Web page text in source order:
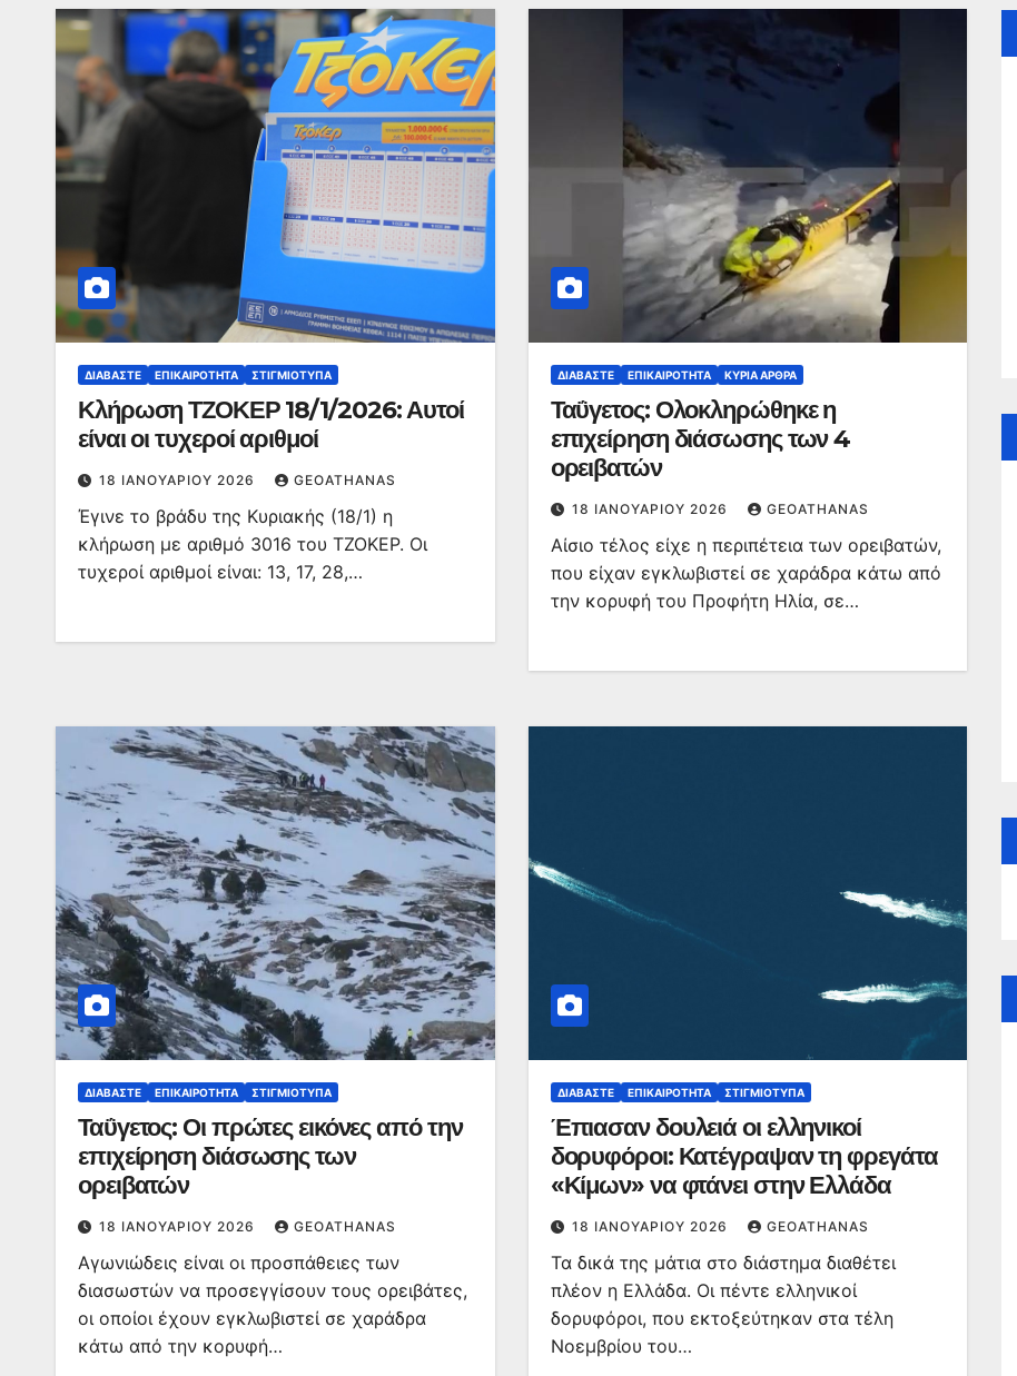
ΔΙΑΒΆΣΤΕ ΕΠΙΚΑΙΡΌΤΗΤΑ ΣΤΙΓΜΙΌΤΥΠΑ
Κλήρωση ΤΖΟΚΕΡ 18/1/2026: Αυτοί
είναι οι τυχεροί αριθμοί
18 ΙΑΝΟΥΑΡΊΟΥ 2026 GEOATHANAS
Έγινε το βράδυ της Κυριακής (18/1) η
κλήρωση με αριθμό 3016 του ΤΖΟΚΕΡ. Οι
τυχεροί αριθμοί είναι: 13, 17, 28,…
ΔΙΑΒΆΣΤΕ ΕΠΙΚΑΙΡΌΤΗΤΑ ΚΥΡΙΑ ΑΡΘΡΑ
Ταΰγετος: Ολοκληρώθηκε η
επιχείρηση διάσωσης των 4
ορειβατών
18 ΙΑΝΟΥΑΡΊΟΥ 2026 GEOATHANAS
Αίσιο τέλος είχε η περιπέτεια των ορειβατών,
που είχαν εγκλωβιστεί σε χαράδρα κάτω από
την κορυφή του Προφήτη Ηλία, σε…
ΔΙΑΒΆΣΤΕ ΕΠΙΚΑΙΡΌΤΗΤΑ ΣΤΙΓΜΙΌΤΥΠΑ
Ταΰγετος: Οι πρώτες εικόνες από την
επιχείρηση διάσωσης των
ορειβατών
18 ΙΑΝΟΥΑΡΊΟΥ 2026 GEOATHANAS
Αγωνιώδεις είναι οι προσπάθειες των
διασωστών να προσεγγίσουν τους ορειβάτες,
οι οποίοι έχουν εγκλωβιστεί σε χαράδρα
κάτω από την κορυφή…
ΔΙΑΒΆΣΤΕ ΕΠΙΚΑΙΡΌΤΗΤΑ ΣΤΙΓΜΙΌΤΥΠΑ
Έπιασαν δουλειά οι ελληνικοί
δορυφόροι: Κατέγραψαν τη φρεγάτα
«Κίμων» να φτάνει στην Ελλάδα
18 ΙΑΝΟΥΑΡΊΟΥ 2026 GEOATHANAS
Τα δικά της μάτια στο διάστημα διαθέτει
πλέον η Ελλάδα. Οι πέντε ελληνικοί
δορυφόροι, που εκτοξεύτηκαν στα τέλη
Νοεμβρίου του…